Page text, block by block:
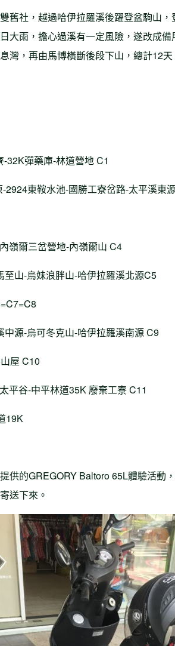
舊社，越過哈伊拉羅溪後躍登盆駒山
大雨，擔心過溪有一定風險，遂改成備
灣，再由馬博橫斷後段下山，總計12
32K彈藥庫-林道營地 C1
2924東鞍水池-國勝工寮岔路-太平溪東
嶺爾三岔營地-內嶺爾山 C4
山-烏妹浪胖山-哈伊拉羅溪北源C5
源-烏可冬克山-哈伊拉羅溪南源 C9
屋 C10
平谷-中平林道35K 廢棄工寮 C11
19K
供的GREGORY Baltoro 65L體驗活動
送下來。